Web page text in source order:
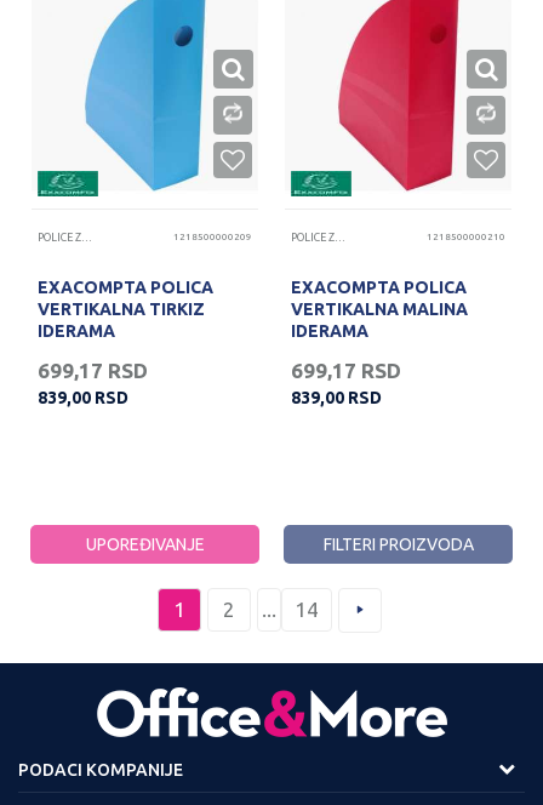
POLICE ZA DOKUMENTA 1218500000209
EXACOMPTA POLICA
VERTIKALNA TIRKIZ
IDERAMA
699,17 RSD
839,00 RSD
POLICE ZA DOKUMENTA 1218500000210
EXACOMPTA POLICA
VERTIKALNA MALINA
IDERAMA
699,17 RSD
839,00 RSD
UPOREĐIVANJE FILTERI PROIZVODA
1 2 ... 14
PODACI KOMPANIJE